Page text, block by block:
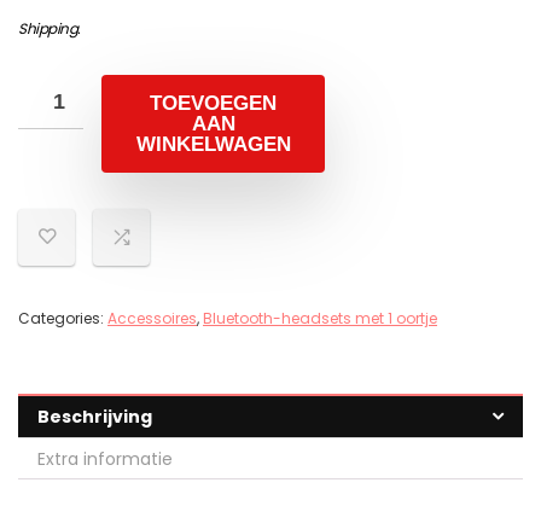
Shipping.
TOEVOEGEN
AAN
WINKELWAGEN
Categories: Accessoires, Bluetooth-headsets met 1 oortje
Beschrijving
Extra informatie